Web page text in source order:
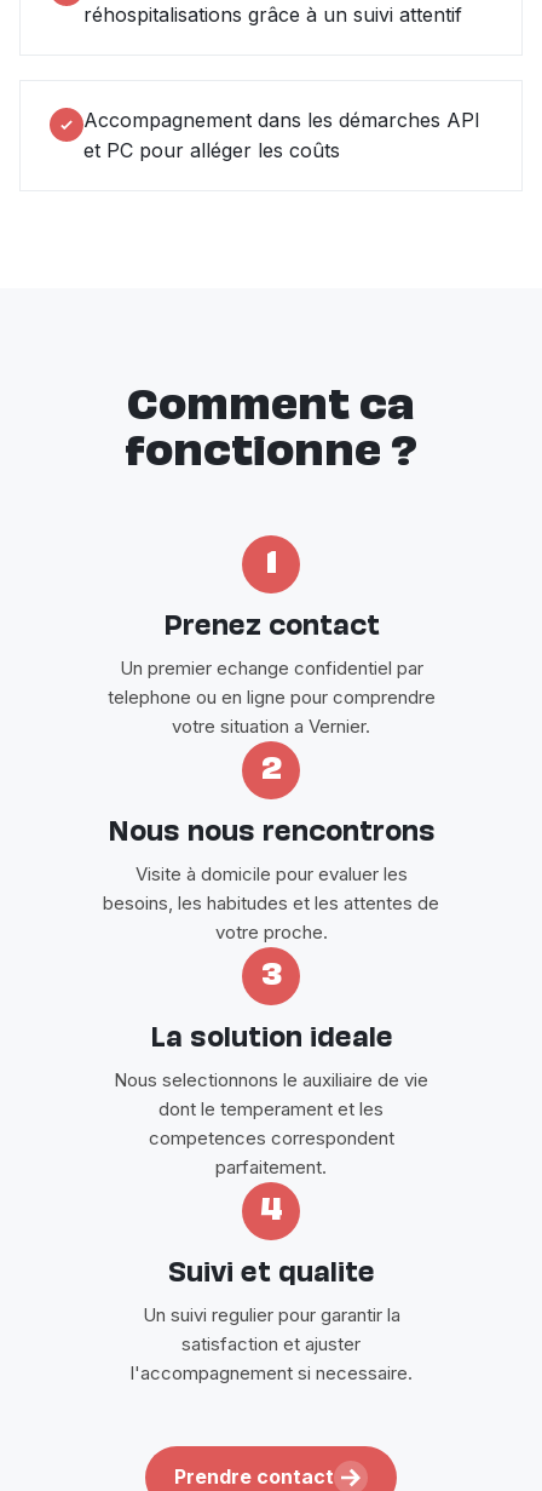
réhospitalisations grâce à un suivi attentif
Accompagnement dans les démarches API
et PC pour alléger les coûts
Comment ca
fonctionne ?
Prenez contact
Un premier echange confidentiel par
telephone ou en ligne pour comprendre
votre situation a Vernier.
2
Nous nous rencontrons
Visite à domicile pour evaluer les
besoins, les habitudes et les attentes de
votre proche.
3
La solution ideale
Nous selectionnons le auxiliaire de vie
dont le temperament et les
competences correspondent
parfaitement.
4
Suivi et qualite
Un suivi regulier pour garantir la
satisfaction et ajuster
l'accompagnement si necessaire.
Prendre contact